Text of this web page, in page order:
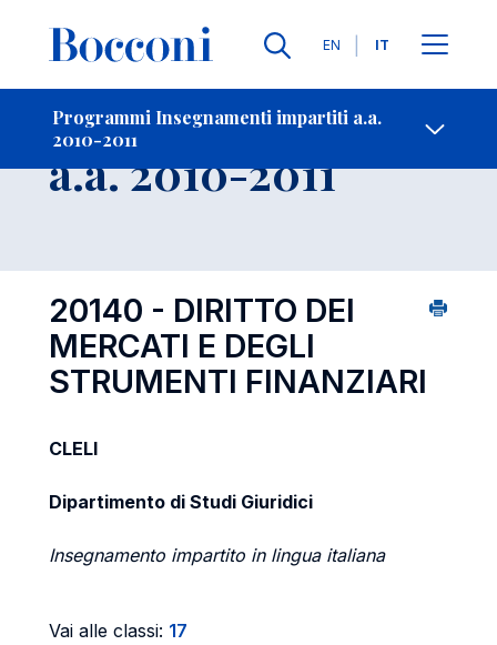
Lingue
EN IT
Programmi Insegnamenti impartiti a.a.
2010-2011
-
Insegnamento
a.a. 2010-2011
20140 - DIRITTO DEI
MERCATI E DEGLI
STRUMENTI FINANZIARI
CLELI
Dipartimento di Studi Giuridici
Insegnamento impartito in lingua italiana
Vai alle classi: 17